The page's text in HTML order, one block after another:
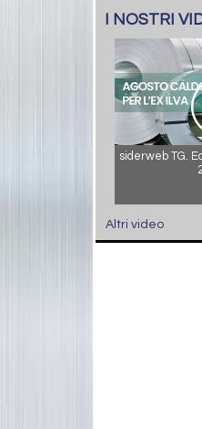
I NOSTRI
siderweb TG.
Altri video